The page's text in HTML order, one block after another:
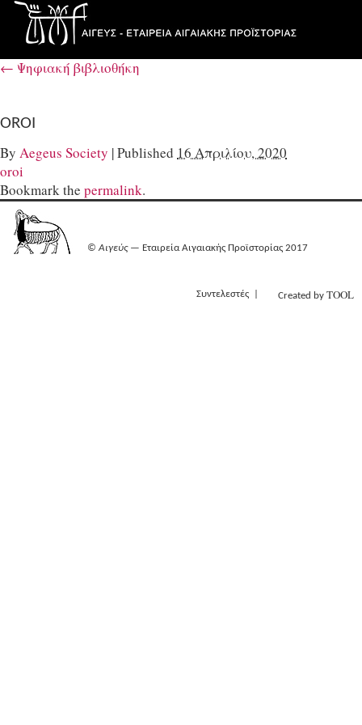
← Ψηφιακή βιβλιοθήκη
OROI
By Aegeus Society |Published 16 Απριλίου, 2020
oroi
Bookmark the permalink.
©Αιγεύς— Εταιρεία Αιγαιακής Προϊστορίας 2017
Συντελεστές Created by TOOL